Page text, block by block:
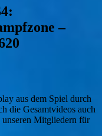
–
aus dem Spiel durch
die Gesamtvideos auch
Mitgliedern für